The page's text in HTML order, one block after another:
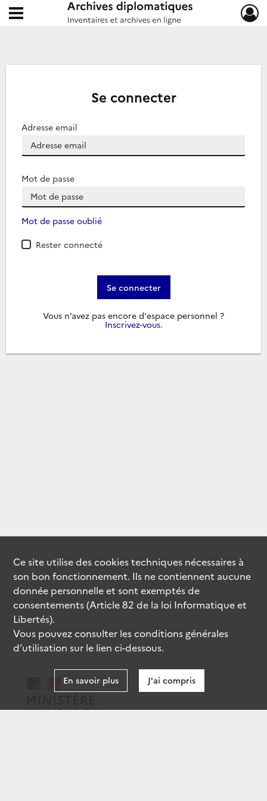
Archives diplomatiques
Ouvrir le menu déroulant
Se connecter
Adresse email
Mot de passe
Mot de passe oublié
Rester connecté
Se connecter
Vous n’avez pas encore d'espace personnel ?
Inscrivez-vous.
Ce site utilise descookiestechniques nécessaires à
son bon fonctionnement. Ils ne contiennent aucune
donnée personnelle et sont exemptés de
consentements (Article 82 de la loi Informatique et
Libertés).
Vous pouvez consulter les conditions générales
d’utilisation sur le lien ci-dessous.
En savoir plus J'ai compris